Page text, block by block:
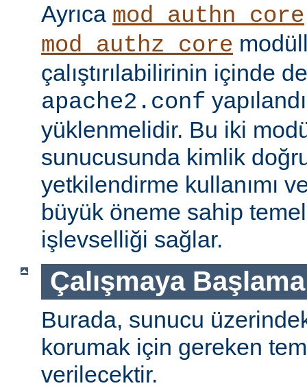
Ayrıca mod_authn_core
mod_authz_core
çalıştırılabilirinin içinde
apache2.conf
yüklenmelidir. Bu iki
sunucusunda kimlik
yetkilendirme kullanımı
büyük öneme sahip
işlevselliği sağlar.
Çalışmaya Başlama
Burada, sunucu
korumak için gereken
verilecektir.